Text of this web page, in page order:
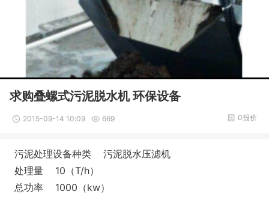
求购叠螺式污泥脱水机 环保设备
2015-09-14 10:09 669 0报价
污泥处理设备种类 污泥脱水压滤机
处理量 10（T/h）
总功率 1000（kw）